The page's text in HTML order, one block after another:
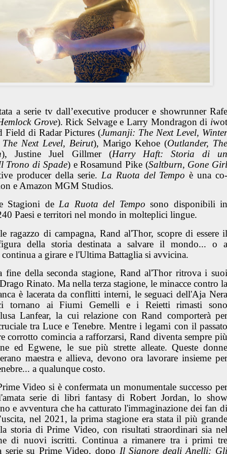
a serie tv dall’executive producer e showrunner Rafe
Grove). Rick Selvage e Larry Mondragon di i
Field di Radar Pictures (Jumanji: The Next Level,
Next Level, Beirut), Marigo Kehoe (Outlander,
), Justine Juel Gillmer (Harry Haft: Storia di
Trono di Spade) e Rosamund Pike (Saltburn, Gone
producer della serie. La Ruota del Tempoè una
e Amazon MGM Studios.
Stagioni de La Ruota del Tempo sono disponibili in
Paesi e territori nel mondo in molteplici lingue.
ragazzo di campagna, Rand al'Thor, scopre di essere
della storia destinata a salvare il mondo... o a
a girare e l'Ultima Battaglia si avvicina.
fine della seconda stagione, Rand al'Thor ritrova i suoi
Rinato. Ma nella terza stagione, le minacce contro la
è lacerata da conflitti interni, le seguaci dell'Aja Nera
tornano ai Fiumi Gemelli e i Reietti rimasti sono
Lanfear, la cui relazione con Rand comporterà per
tra Luce e Tenebre. Mentre i legami con il passato
corrotto comincia a rafforzarsi, Rand diventa sempre più
ed Egwene, le sue più strette alleate. Queste donne
maestra e allieva, devono ora lavorare insieme per
a qualunque costo.
Video si è confermata un monumentale successo
serie di libri fantasy di Robert Jordan, lo show
e avventura che ha catturato l'immaginazione dei fan di
nel 2021, la prima stagione era stata il più grande
storia di Prime Video, con risultati straordinari sia nel
di nuovi iscritti. Continua a rimanere tra i primi tre
su Prime Video, dopo Il Signore degli Anelli: